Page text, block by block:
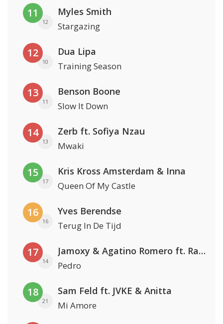
11
12
Myles Smith
Stargazing
12
10
Dua Lipa
Training Season
13
11
Benson Boone
Slow It Down
14
13
Zerb ft. Sofiya Nzau
Mwaki
15
17
Kris Kross Amsterdam & Inna
Queen Of My Castle
16
16
Yves Berendse
Terug In De Tijd
17
14
Jamoxy & Agatino Romero ft. Raffaella Carrà
Pedro
18
21
Sam Feld ft. JVKE & Anitta
Mi Amore